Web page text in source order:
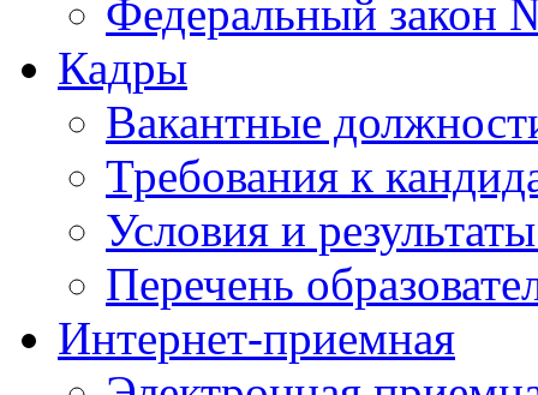
Федеральный закон
Кадры
Вакантные
Требования к
Условия и
Перечень
Интернет-приемная